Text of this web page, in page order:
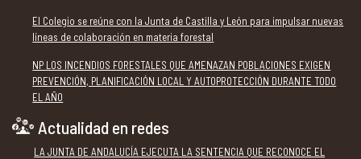
El Colegio se reúne con la Junta de Castilla y León para impulsar nuevas
líneas de colaboración en materia forestal
NP LOS INCENDIOS FORESTALES QUE AMENAZAN POBLACIONES EXIGEN
PREVENCIÓN, PLANIFICACIÓN LOCAL Y AUTOPROTECCIÓN DURANTE TODO
EL AÑO
Actualidad en redes
LA JUNTA DE ANDALUCÍA EJECUTA LA SENTENCIA QUE RECONOCE EL